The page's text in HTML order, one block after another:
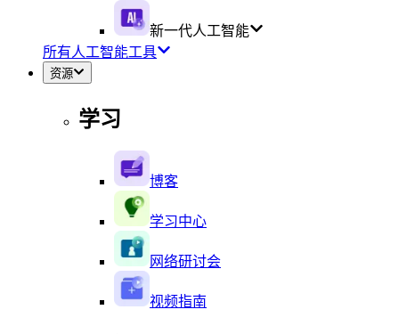
新一代人工智能
所有人工智能工具
资源
学习
博客
学习中心
网络研讨会
视频指南